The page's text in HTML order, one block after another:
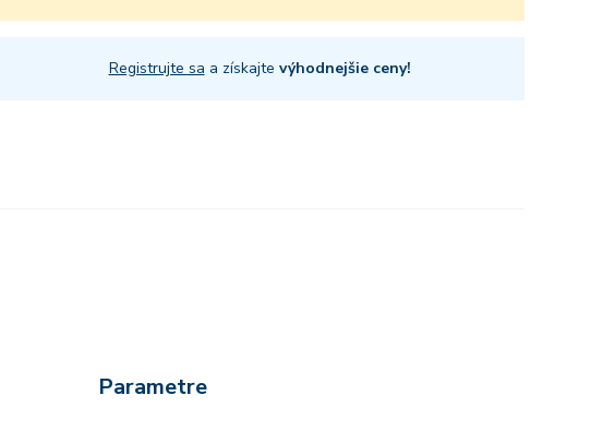
Registrujte sa a získajte výhodnejšie ceny!
Parametre